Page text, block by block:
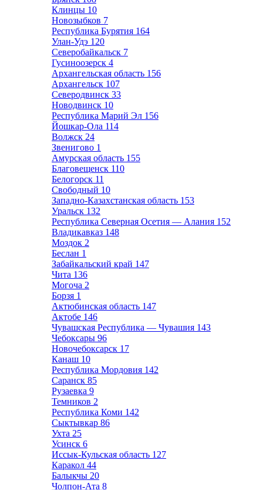
Клинцы 10
Новозыбков 7
Республика Бурятия 164
Улан-Удэ 120
Северобайкальск 7
Гусиноозерск 4
Архангельская область 156
Архангельск 107
Северодвинск 33
Новодвинск 10
Республика Марий Эл 156
Йошкар-Ола 114
Волжск 24
Звенигово 1
Амурская область 155
Благовещенск 110
Белогорск 11
Свободный 10
Западно-Казахстанская область 153
Уральск 132
Республика Северная Осетия — Алания 152
Владикавказ 148
Моздок 2
Беслан 1
Забайкальский край 147
Чита 136
Могоча 2
Борзя 1
Актюбинская область 147
Актобе 146
Чувашская Республика — Чувашия 143
Чебоксары 96
Новочебоксарск 17
Канаш 10
Республика Мордовия 142
Саранск 85
Рузаевка 9
Темников 2
Республика Коми 142
Сыктывкар 86
Ухта 25
Усинск 6
Иссык-Кульская область 127
Каракол 44
Балыкчы 20
Чолпон-Ата 8